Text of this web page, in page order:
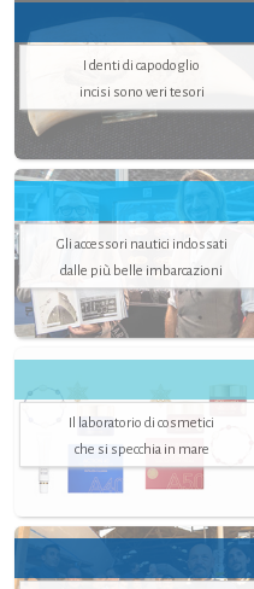
I denti di capodoglio
incisi sono veri tesori
Gli accessori nautici indossati
dalle più belle imbarcazioni
Il laboratorio di cosmetici
che si specchia in mare